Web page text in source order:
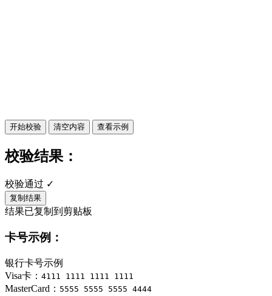
开始校验 清空内容 查看示例
校验结果：
校验通过 ✓
复制结果
结果已复制到剪贴板
卡号示例：
银行卡号示例
Visa卡： 4111 1111 1111 1111
MasterCard： 5555 5555 5555 4444